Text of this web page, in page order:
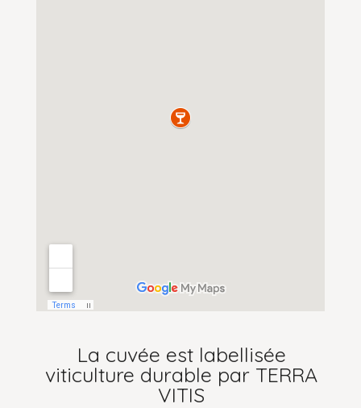
La cuvée est labellisée
viticulture durable par TERRA
VITIS